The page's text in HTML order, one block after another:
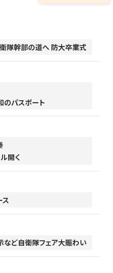
隊幹部の道へ 防大卒業式
のパスポート
開く
ス
など自衛隊フェア大賑わい